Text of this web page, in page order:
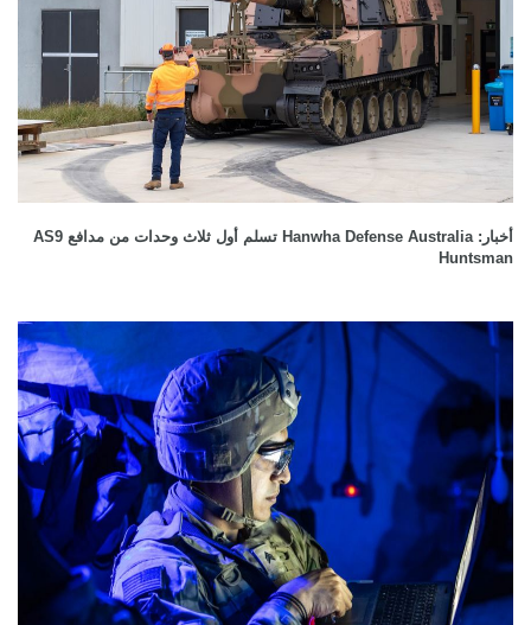
أخبار: Hanwha Defense Australia تسلم أول ثلاث وحدات من مدافع AS9
Huntsman